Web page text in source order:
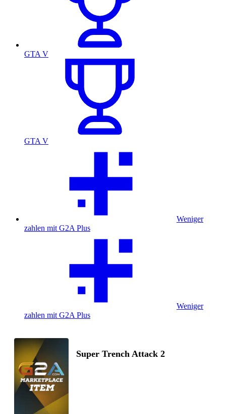
GTA V
GTA V
Weniger
zahlen mit G2A Plus
Weniger
zahlen mit G2A Plus
Super Trench Attack 2